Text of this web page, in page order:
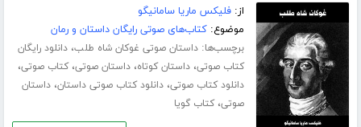
از:فلیکس ماریا سامانیگو
موضوع:کتاب‌های صوتی رایگان داستان و رمان
برچسب‌ها:داستان صوتی غوکان شاه طلب،دانلود رایگان
کتاب صوتی،داستان کوتاه،داستان صوتی،کتاب صوتی،
دانلود کتاب صوتی،دانلود کتاب صوتی داستان،داستان
صوتی،کتاب گویا